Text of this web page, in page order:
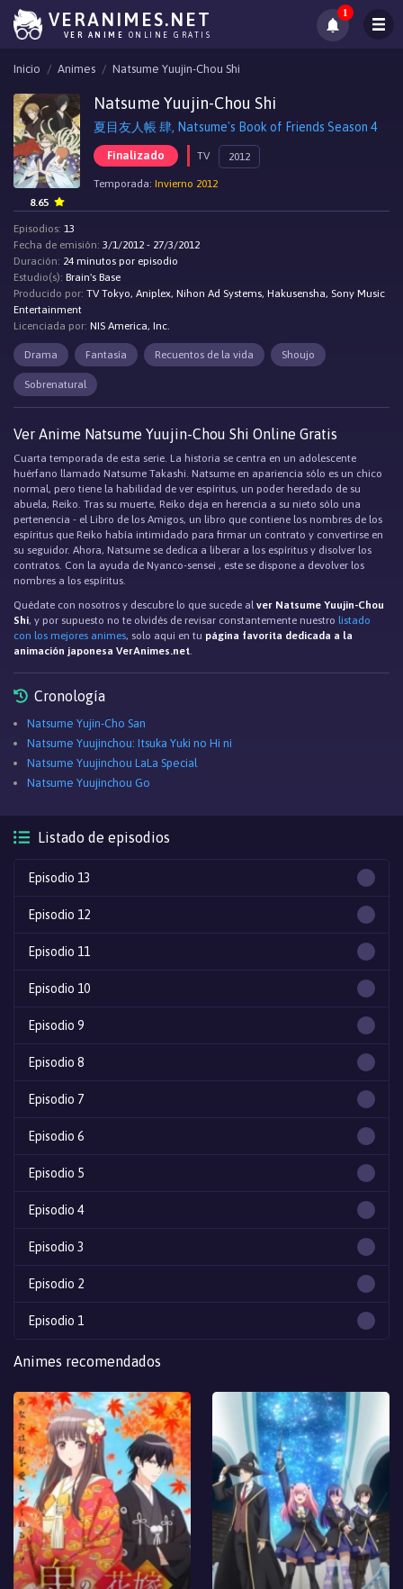
VERANIMES.NET
VER ANIME ONLINE GRATIS
1
Inicio Animes Natsume Yuujin-Chou Shi
Natsume Yuujin-Chou Shi
夏目友人帳 肆, Natsume's Book of Friends Season 4
Finalizado TV 2012
Temporada: Invierno 2012
8.65
Episodios: 13
Fecha de emisión: 3/1/2012 - 27/3/2012
Duración: 24 minutos por episodio
Estudio(s): Brain's Base
Producido por: TV Tokyo, Aniplex, Nihon Ad Systems, Hakusensha, Sony Music
Entertainment
Licenciada por: NIS America, Inc.
Drama Fantasía Recuentos de la vida Shoujo
Sobrenatural
Ver Anime Natsume Yuujin-Chou Shi Online Gratis
Cuarta temporada de esta serie. La historia se centra en un adolescente
huérfano llamado Natsume Takashi. Natsume en apariencia sólo es un chico
normal, pero tiene la habilidad de ver espíritus, un poder heredado de su
abuela, Reiko. Tras su muerte, Reiko deja en herencia a su nieto sólo una
pertenencia - el Libro de los Amigos, un libro que contiene los nombres de los
espíritus que Reiko había intimidado para firmar un contrato y convertirse en
su seguidor. Ahora, Natsume se dedica a liberar a los espíritus y disolver los
contratos. Con la ayuda de Nyanco-sensei , este se dispone a devolver los
nombres a los espíritus.
Quédate con nosotros y descubre lo que sucede alver Natsume Yuujin-Chou
Shi, y por supuesto no te olvidés de revisar constantemente nuestro listado
con los mejores animes, solo aqui en tu página favorita dedicada a la
animación japonesa VerAnimes.net.
Cronología
Natsume Yujin-Cho San
Natsume Yuujinchou: Itsuka Yuki no Hi ni
Natsume Yuujinchou LaLa Special
Natsume Yuujinchou Go
Listado de episodios
Episodio 13
Episodio 12
Episodio 11
Episodio 10
Episodio 9
Episodio 8
Episodio 7
Episodio 6
Episodio 5
Episodio 4
Episodio 3
Episodio 2
Episodio 1
Animes recomendados